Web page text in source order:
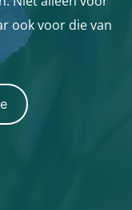
ook voor die van